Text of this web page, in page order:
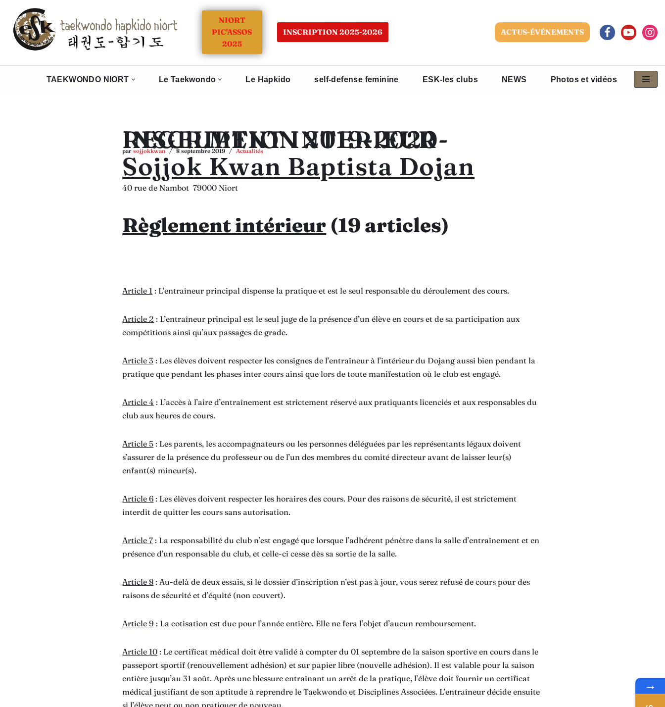
Aller
au
NIORT
PIC'ASSOS
2025
INSCRIPTION 2025-2026 ACTUS-ÉVÉNEMENTS
TAEKWONDO NIORT Le Taekwondo Le Hapkido self-defense feminine ESK-les clubs NEWS Photos et vidéos
INSCRIPTION 2019-2020-REGELMENT INTERIEUR
parsojjokkwan 8 septembre 2019 Actualités
Sojjok Kwan Baptista Dojan
40 rue de Nambot 79000 Niort
Règlement intérieur (19 articles)
Article 1 : L’entraîneur principal dispense la pratique et est le seul responsable du déroulement des cours.
Article 2 : L’entraîneur principal est le seul juge de la présence d’un élève en cours et de sa participation aux
compétitions ainsi qu’aux passages de grade.
Article 3 : Les élèves doivent respecter les consignes de l’entraîneur à l’intérieur du Dojang aussi bien pendant la
pratique que pendant les phases inter cours ainsi que lors de toute manifestation où le club est engagé.
Article 4 : L’accès à l’aire d’entraînement est strictement réservé aux pratiquants licenciés et aux responsables du
club aux heures de cours.
Article 5 : Les parents, les accompagnateurs ou les personnes déléguées par les représentants légaux doivent
s’assurer de la présence du professeur ou de l’un des membres du comité directeur avant de laisser leur(s)
enfant(s) mineur(s).
Article 6 : Les élèves doivent respecter les horaires des cours. Pour des raisons de sécurité, il est strictement
interdit de quitter les cours sans autorisation.
Article 7 : La responsabilité du club n’est engagé que lorsque l’adhérent pénètre dans la salle d’entraînement et en
présence d’un responsable du club, et celle-ci cesse dès sa sortie de la salle.
Article 8 : Au-delà de deux essais, si le dossier d’inscription n’est pas à jour, vous serez refusé de cours pour des
raisons de sécurité et d’équité (non couvert).
Article 9 : La cotisation est due pour l’année entière. Elle ne fera l’objet d’aucun remboursement.
Article 10 : Le certificat médical doit être validé à compter du 01 septembre de la saison sportive en cours dans le
passeport sportif (renouvellement adhésion) et sur papier libre (nouvelle adhésion). Il est valable pour la saison
entière jusqu’au 31 août. Après une blessure entraînant un arrêt de la pratique, l’élève doit fournir un certificat
médical justifiant de son aptitude à reprendre le Taekwondo et Disciplines Associées. L’entraîneur décide ensuite
si l’élève peut ou non pratiquer de nouveau.
→